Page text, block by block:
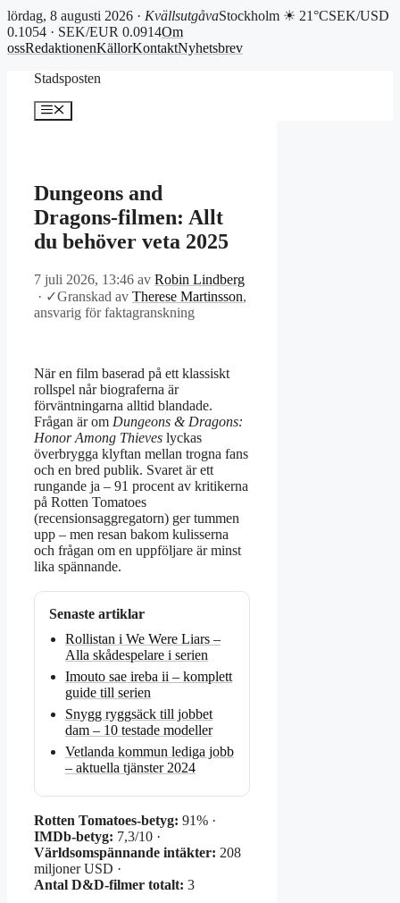
lördag, 8 augusti 2026 · KvällsutgåvaStockholm ☀ 21°CSEK/USD
0.1054 · SEK/EUR 0.0914Om
ossRedaktionenKällorKontaktNyhetsbrev
Stadsposten
Meny
Dungeons and
Dragons-filmen: Allt
du behöver veta 2025
7 juli 2026, 13:46 av Robin Lindberg
· ✓Granskad av Therese Martinsson,
ansvarig för faktagranskning
När en film baserad på ett klassiskt
rollspel når biograferna är
förväntningarna alltid blandade.
Frågan är om Dungeons & Dragons:
Honor Among Thieves lyckas
överbrygga klyftan mellan trogna fans
och en bred publik. Svaret är ett
rungande ja – 91 procent av kritikerna
på Rotten Tomatoes
(recensionsaggregatorn) ger tummen
upp – men resan bakom kulisserna
och frågan om en uppföljare är minst
lika spännande.
Senaste artiklar
Rollistan i We Were Liars –
Alla skådespelare i serien
Imouto sae ireba ii – komplett
guide till serien
Snygg ryggsäck till jobbet
dam – 10 testade modeller
Vetlanda kommun lediga jobb
– aktuella tjänster 2024
Rotten Tomatoes-betyg: 91% ·
IMDb-betyg: 7,3/10 ·
Världsomspännande intäkter: 208
miljoner USD ·
Antal D&D-filmer totalt: 3